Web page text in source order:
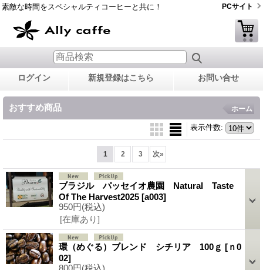
素敵な時間をスペシャルティコーヒーと共に！ PCサイト
ログイン 新規登録はこちら お問い合せ
おすすめ商品 ホーム
表示件数:
1 2 3 次»
ブラジル パッセイオ農園 Natural Taste
Of The Harvest2025 [a003]
950円(税込)
[在庫あり]
環（めぐる）ブレンド シチリア 100ｇ [ｎ0
02]
800円(税込)